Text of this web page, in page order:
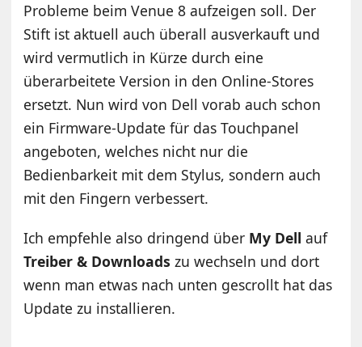
Probleme beim Venue 8 aufzeigen soll. Der
Stift ist aktuell auch überall ausverkauft und
wird vermutlich in Kürze durch eine
überarbeitete Version in den Online-Stores
ersetzt. Nun wird von Dell vorab auch schon
ein Firmware-Update für das Touchpanel
angeboten, welches nicht nur die
Bedienbarkeit mit dem Stylus, sondern auch
mit den Fingern verbessert.
Ich empfehle also dringend über My Dell auf
Treiber & Downloads zu wechseln und dort
wenn man etwas nach unten gescrollt hat das
Update zu installieren.